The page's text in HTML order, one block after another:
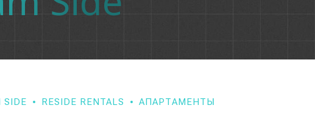
SIDE RESIDE RENTALS АПАРТАМЕНТЫ